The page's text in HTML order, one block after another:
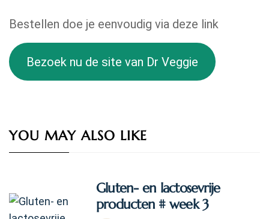
Bestellen doe je eenvoudig via deze link
Bezoek nu de site van Dr Veggie
YOU MAY ALSO LIKE
Gluten- en lactosevrije
producten # week 3